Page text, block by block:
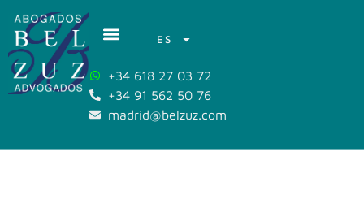
ES
+34 618 27 03 72
+34 91 562 50 76
madrid@belzuz.com